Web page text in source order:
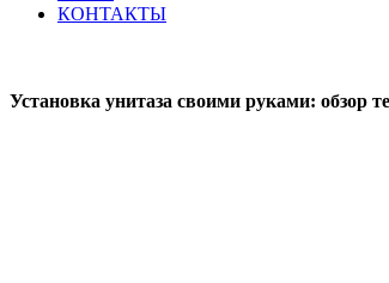
КОНТАКТЫ
Установка унитаза своими руками: обзор